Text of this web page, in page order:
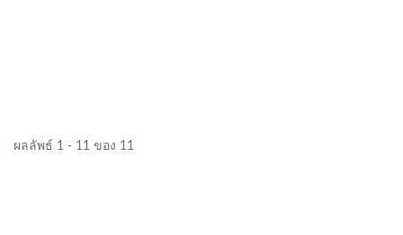
ผลลัพธ์ 1 - 11 ของ 11